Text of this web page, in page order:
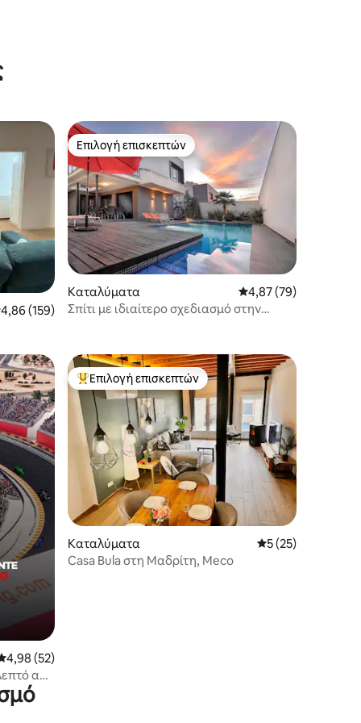
βαθμολογία: 4,86 στα 5, 159 κριτικές
4,86 (159)
Επιλογή επισκεπτών
Επιλογή επισκεπτών
Καταλύματα Μέση βαθμολογία:
4,87 (79)
Σπίτι με ιδιαίτερο σχεδιασμό στην
βαθμολογία: 4,98 στα 5, 52 κριτικές
4,98 (52)
από
Κορυφαία επιλογή επισκεπτών
Επιλογή επισκεπτών
Καταλύματα Μέση βαθμολογία:
5 (25)
Casa Bula στη Μαδρίτη, Meco